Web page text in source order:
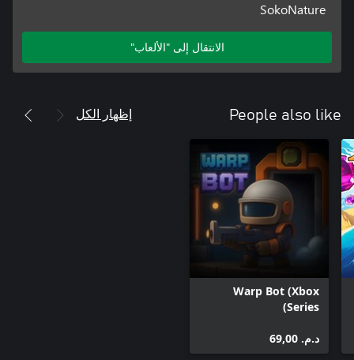
SokoNature
الانتقال إلى "الألعاب"
People also like إظهار الكل
Warp Bot (Xbox
Series)
د.م.‏ 69,00